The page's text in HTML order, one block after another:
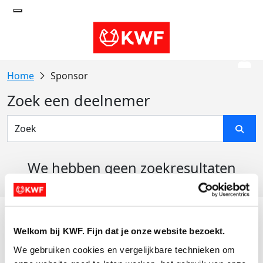
Welkom bij KWF. Fijn dat je onze website bezoekt.
We gebruiken cookies en vergelijkbare technieken om
Sponsor
Zoek een deelnemer
We hebben geen zoekresultaten
Actiematerialen
Evenementen